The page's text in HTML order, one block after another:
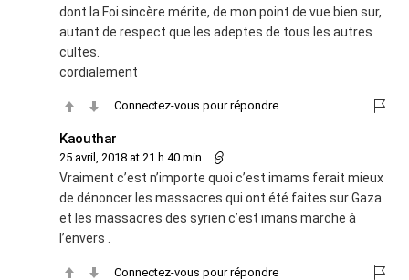
dont la Foi sincère mérite, de mon point de vue bien sur,
autant de respect que les adeptes de tous les autres
cultes.
cordialement
Connectez-vous pour répondre
Kaouthar
25 avril, 2018 at 21 h 40 min
Vraiment c’est n’importe quoi c’est imams ferait mieux
de dénoncer les massacres qui ont été faites sur Gaza
et les massacres des syrien c’est imans marche à
l’envers .
Connectez-vous pour répondre